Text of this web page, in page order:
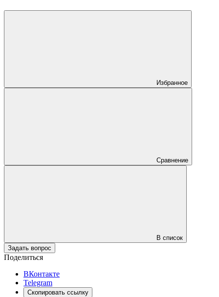
Избранное
Сравнение
В список
Задать вопрос
Поделиться
ВКонтакте
Telegram
Скопировать ссылку